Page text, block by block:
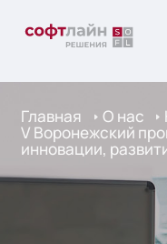
Главная О нас
V Воронежский
инновации,